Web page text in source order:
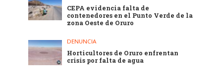
CEPA evidencia falta de
contenedores en el Punto Verde de la
zona Oeste de Oruro
DENUNCIA
Horticultores de Oruro enfrentan
crisis por falta de agua